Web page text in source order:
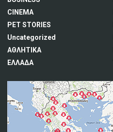
CINEMA
PET STORIES
Uncategorized
ΑΘΛΗΤΙΚΑ
ΕΛΛΑΔΑ